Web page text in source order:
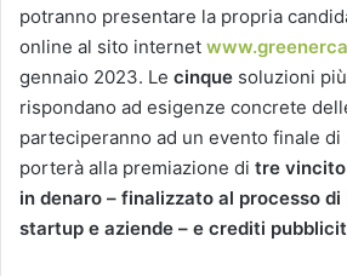
potranno presentare la propria
online al sito internet
gennaio 2023. Le cinque soluzioni
rispondano ad esigenze concrete
parteciperanno ad un evento finale di
porterà alla premiazione di tre
in denaro – finalizzato al processo
startup e aziende – e crediti